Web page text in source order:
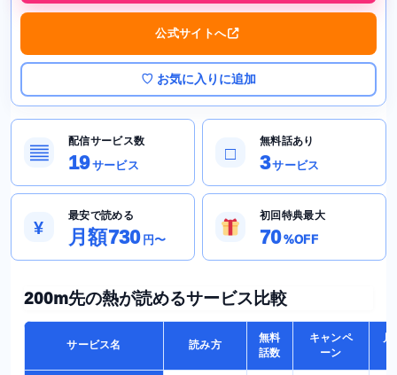
公式サイトへ
♡ お気に入りに追加
▤
配信サービス数
19サービス
□
無料話あり
3サービス
¥
最安で読める
月額730 円〜
初回特典最大
70%OFF
200m先の熱が読めるサービス比較
サービス名 読み方
無料
話数
キャンペ
ーン
月